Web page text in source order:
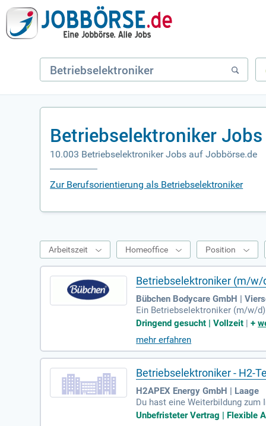
Betriebselektroniker
10.003 Betriebselektroniker Jobs auf Jobbörse.de
Zur Berufsorientierung als Betriebselektroniker
Arbeitszeit Homeoffice Position
Betriebselektroniker (m/w/
Bübchen Bodycare GmbH |
Ein Betriebselektroniker (m/w/
ümmert er sich um
en sowie die Durchführung von
ker oder in einem verwandten
htig wie gute
Dringend gesucht | Vollzeit |+
mehr erfahren
Betriebselektroniker - H2-
H2APEX Energy GmbH | Laage
Du hast eine Weiterbildung
k? Wir suchen dich! Ein
Unbefristeter Vertrag | Flexible